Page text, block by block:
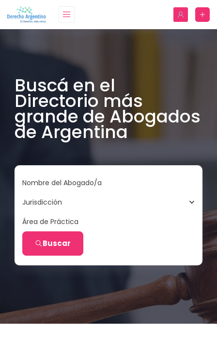
Buscá en el
Directorio más
grande de Abogados
de Argentina
Nombre del Abogado/a
Jurisdicción
Área de Práctica
Buscar